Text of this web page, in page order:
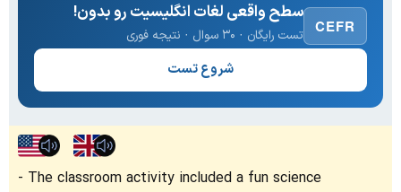
CEFR
سطح واقعی لغات انگلیسیت رو بدون!
تست رایگان · ۳۰ سوال · نتیجه فوری
شروع تست
The classroom activity included a fun science